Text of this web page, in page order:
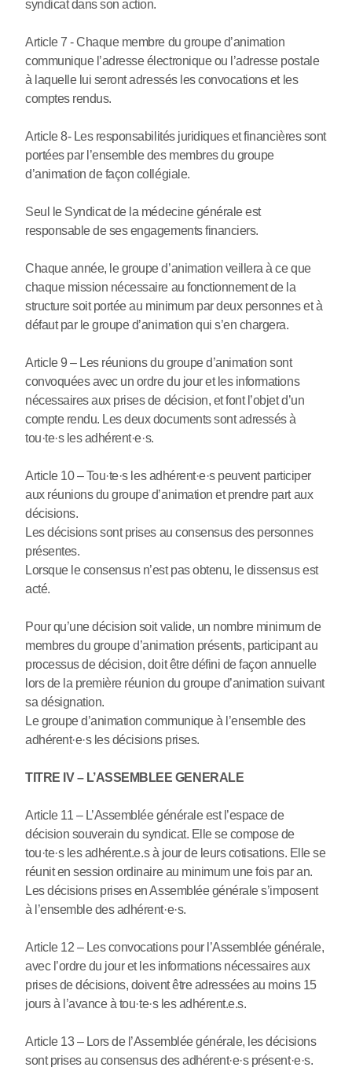
syndicat dans son action.
Article 7 - Chaque membre du groupe d’animation
communique l’adresse électronique ou l’adresse postale
à laquelle lui seront adressés les convocations et les
comptes rendus.
Article 8- Les responsabilités juridiques et financières sont
portées par l’ensemble des membres du groupe
d’animation de façon collégiale.
Seul le Syndicat de la médecine générale est
responsable de ses engagements financiers.
Chaque année, le groupe d’animation veillera à ce que
chaque mission nécessaire au fonctionnement de la
structure soit portée au minimum par deux personnes et à
défaut par le groupe d’animation qui s’en chargera.
Article 9 – Les réunions du groupe d’animation sont
convoquées avec un ordre du jour et les informations
nécessaires aux prises de décision, et font l’objet d’un
compte rendu. Les deux documents sont adressés à
tou·te·s les adhérent·e·s.
Article 10 – Tou·te·s les adhérent·e·s peuvent participer
aux réunions du groupe d’animation et prendre part aux
décisions.
Les décisions sont prises au consensus des personnes
présentes.
Lorsque le consensus n’est pas obtenu, le dissensus est
acté.
Pour qu’une décision soit valide, un nombre minimum de
membres du groupe d’animation présents, participant au
processus de décision, doit être défini de façon annuelle
lors de la première réunion du groupe d’animation suivant
sa désignation.
Le groupe d’animation communique à l’ensemble des
adhérent·e·s les décisions prises.
TITRE IV – L’ASSEMBLEE GENERALE
Article 11 – L’Assemblée générale est l’espace de
décision souverain du syndicat. Elle se compose de
tou·te·s les adhérent.e.s à jour de leurs cotisations. Elle se
réunit en session ordinaire au minimum une fois par an.
Les décisions prises en Assemblée générale s’imposent
à l’ensemble des adhérent·e·s.
Article 12 – Les convocations pour l’Assemblée générale,
avec l’ordre du jour et les informations nécessaires aux
prises de décisions, doivent être adressées au moins 15
jours à l’avance à tou·te·s les adhérent.e.s.
Article 13 – Lors de l’Assemblée générale, les décisions
sont prises au consensus des adhérent·e·s présent·e·s.